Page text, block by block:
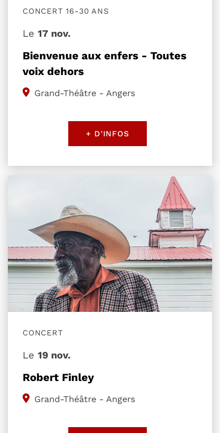
Bienvenue aux enfers - Toutes
voix dehors
CONCERT 16-30 ANS
Le 17 nov.
Grand-Théâtre - Angers
+ D'INFOS
Robert Finley
CONCERT
Le 19 nov.
Grand-Théâtre - Angers
Plus d'information sur l'évènement Robert Finley